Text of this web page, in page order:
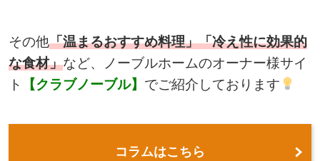
その他「温まるおすすめ料理」「冷え性に効果的
な食材」など、ノーブルホームのオーナー様サイ
ト
【クラブノーブル】 でご紹介しております
コラムはこちら